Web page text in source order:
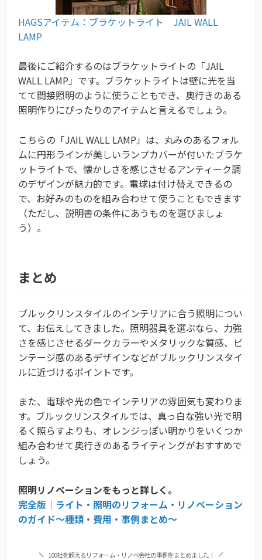
HAGSアイテム：ブラケットライト JAIL WALL
LAMP
最後にご紹介するのはブラケットライトの「JAIL
WALL LAMP」です。ブラケットライトは壁に光を当
てて間接照明のように使うこともでき、奥行きのある
照明作りにぴったりのアイテムと言えるでしょう。
こちらの「JAIL WALL LAMP」は、丸みのあるフォル
ムに円形ラインが美しいランプカバーが付いたブラケ
ットライトで、懐かしさを感じさせるアンティーク調
のデザインが魅力的です。電球は付け替えできるの
で、お好みのものを組み合わせて使うこともできます
（ただし、説明書の条件にあうものを選びましょ
う）。
まとめ
ブルックリンスタイルのインテリアに合う照明につい
て、お伝えしてきました。照明器具を選ぶなら、力強
さを感じさせるダークカラーやメタリックな質感、ビ
ンテージ感のあるデザインなどがブルックリンスタイ
ルに近づけるポイントです。
また、電球や光の色でインテリアの雰囲気も変わりま
す。ブルックリンスタイルでは、真っ白な強い光で明
るく照らすよりも、オレンジっぽい明かりをいくつか
組み合わせて奥行きのあるライティングがおすすめで
しょう。
照明リノベーションをもっと詳しく。
完全版｜ライト・照明のリフォーム・リノベーション
のガイド〜種類・費用・事例まとめ〜
100社を超えるリフォーム・リノベ会社の事例をまとめました！